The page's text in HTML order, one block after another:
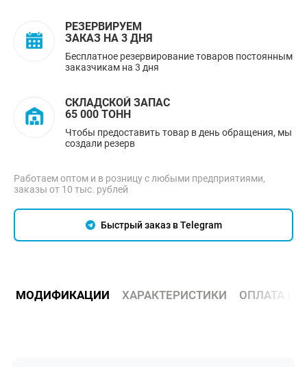
РЕЗЕРВИРУЕМ
ЗАКАЗ НА 3 ДНЯ
Бесплатное резервирование товаров постоянным
заказчикам на 3 дня
СКЛАДСКОЙ ЗАПАС
65 000 ТОНН
Чтобы предоставить товар в день обращения, мы
создали резерв
Работаем оптом и в розницу с любыми предприятиями,
заказы от 10 тыс. рублей
Быстрый заказ в Telegram
МОДИФИКАЦИИ ХАРАКТЕРИСТИКИ ОПЛАТА И